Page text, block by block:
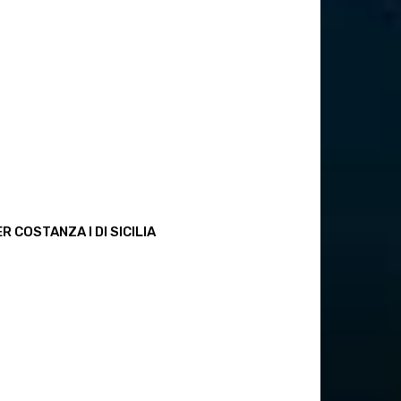
COSTANZA I DI SICILIA